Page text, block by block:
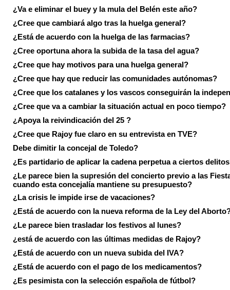
¿Va e eliminar el buey y la mula del Belén este año?
¿Cree que cambiará algo tras la huelga general?
¿Está de acuerdo con la huelga de las farmacias?
¿Cree oportuna ahora la subida de la tasa del agua?
¿Cree que hay motivos para una huelga general?
¿Cree que hay que reducir las comunidades autónomas?
¿Cree que los catalanes y los vascos conseguirán la
¿Cree que va a cambiar la situación actual en poco tiempo?
¿Apoya la reivindicación del 25 ?
¿Cree que Rajoy fue claro en su entrevista en TVE?
Debe dimitir la concejal de Toledo?
¿Es partidario de aplicar la cadena perpetua a ciertos
¿Le parece bien la supresión del concierto previo a las
cuando esta concejalía mantiene su presupuesto?
¿La crisis le impide irse de vacaciones?
¿Está de acuerdo con la nueva reforma de la Ley del
¿Le parece bien trasladar los festivos al lunes?
¿está de acuerdo con las últimas medidas de Rajoy?
¿Está de acuerdo con un nueva subida del IVA?
¿Está de acuerdo con el pago de los medicamentos?
¿Es pesimista con la selección española de fútbol?